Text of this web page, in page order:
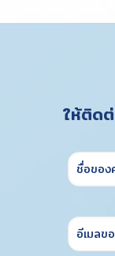
ให้ติด